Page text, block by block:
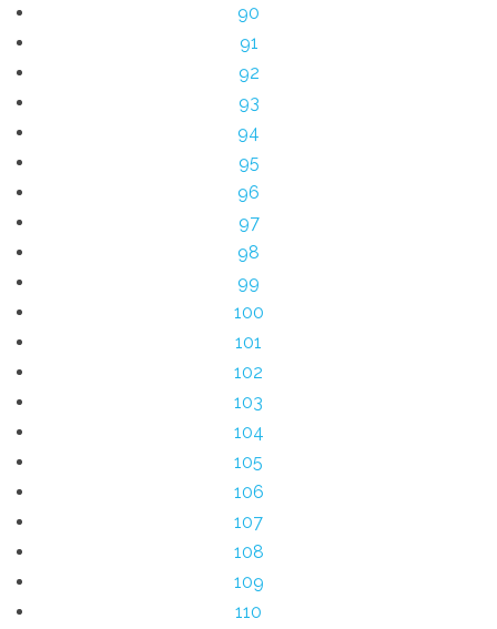
90
91
92
93
94
95
96
97
98
99
100
101
102
103
104
105
106
107
108
109
110